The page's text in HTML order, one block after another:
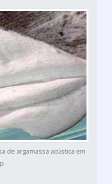
de argamassa acústica em